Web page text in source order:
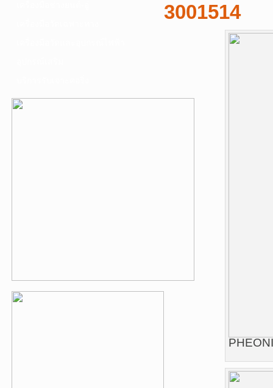
3001514